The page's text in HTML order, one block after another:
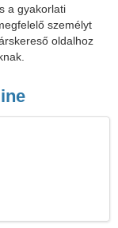
a gyakorlati
személyt
oldalhoz